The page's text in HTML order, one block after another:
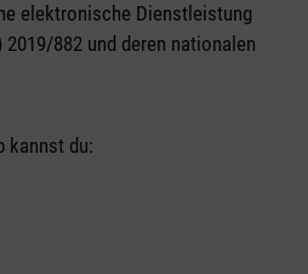
elektronische Dienstleistung
882 und deren nationalen
kannst du: